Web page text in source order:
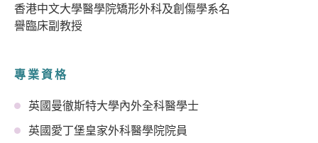
香港中文大學醫學院矯形外科及創傷學系名
譽臨床副教授
專業資格
英國曼徹斯特大學內外全科醫學士
英國愛丁堡皇家外科醫學院院員